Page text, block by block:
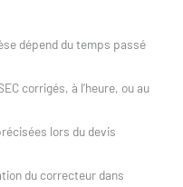
dépend du temps passé
corrigés, à l’heure, ou au
lors du devis
du correcteur dans